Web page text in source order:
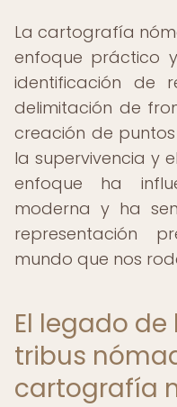
La cartografía
enfoque práctico
identificación de
delimitación de
creación de
la supervivencia y
enfoque ha
moderna y ha
representación
mundo que nos
El legado
tribus
cartografía